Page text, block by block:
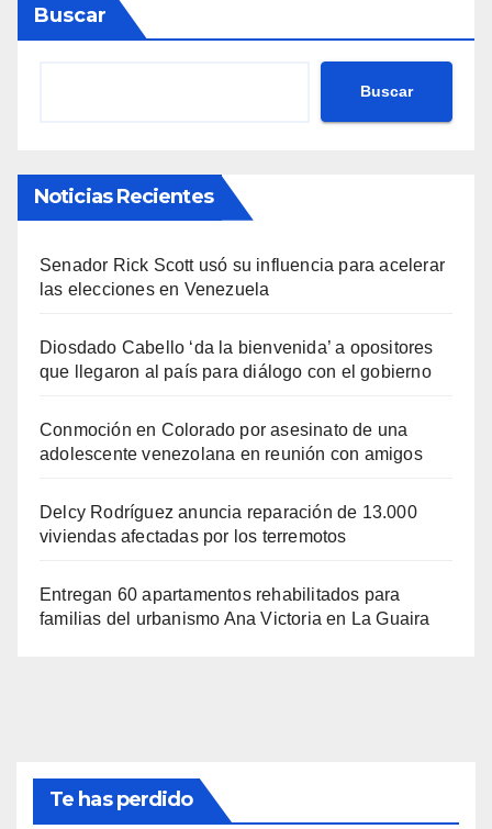
Buscar
Buscar
Noticias Recientes
Senador Rick Scott usó su influencia para acelerar
las elecciones en Venezuela
Diosdado Cabello ‘da la bienvenida’ a opositores
que llegaron al país para diálogo con el gobierno
Conmoción en Colorado por asesinato de una
adolescente venezolana en reunión con amigos
Delcy Rodríguez anuncia reparación de 13.000
viviendas afectadas por los terremotos
Entregan 60 apartamentos rehabilitados para
familias del urbanismo Ana Victoria en La Guaira
Te has perdido